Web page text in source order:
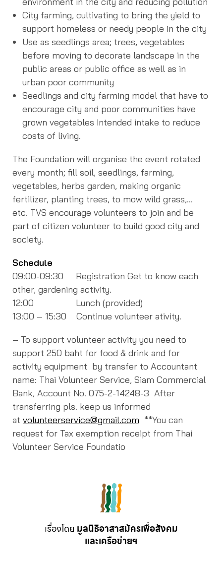
City farming, cultivating to bring the yield to
support homeless or needy people in the city
Use as seedlings area; trees, vegetables
before moving to decorate landscape in the
public areas or public office as well as in
urban poor community
Seedlings and city farming model that have to
encourage city and poor communities have
grown vegetables intended intake to reduce
costs of living.
The Foundation will organise the event rotated
every month; fill soil, seedlings, farming,
vegetables, herbs garden, making organic
fertilizer, planting trees, to mow wild grass,…
etc. TVS encourage volunteers to join and be
part of citizen volunteer to build good city and
society.
Schedule
09:00-09:30 Registration Get to know each
other, gardening activity.
12:00 Lunch (provided)
13:00 – 15:30 Continue volunteer ativity.
– To support volunteer activity you need to
support 250 baht for food & drink and for
activity equipment by transfer to Accountant
name: Thai Volunteer Service, Siam Commercial
Bank, Account No. 075-2-14248-3 After
transferring pls. keep us informed
at volunteerservice@gmail.com **You can
request for Tax exemption receipt from Thai
Volunteer Service Foundatio
เรื่องโดย มูลนิธิอาสาสมัครเพื่อสังคม
และเครือข่ายฯ